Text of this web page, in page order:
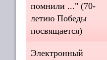
помнили ..." (70-
летию Победы
посвящается)
Электронный